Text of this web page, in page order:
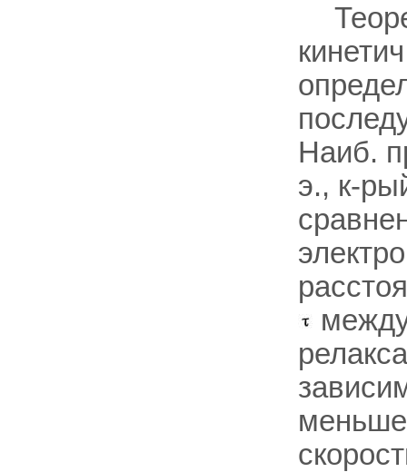
Наиб.
э., к-